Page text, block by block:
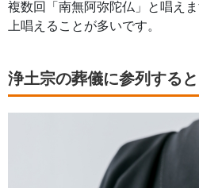
複数回「南無阿弥陀仏」と唱え
上唱えることが多いです。
浄土宗の葬儀に参列する